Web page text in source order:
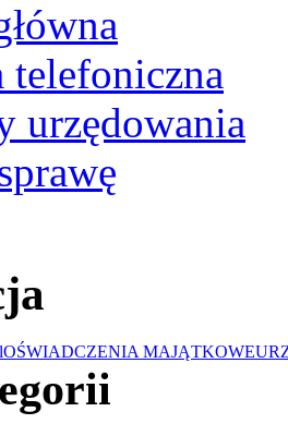
telefoniczna
urzędowania
OŚWIADCZENIA MAJĄTKOWE